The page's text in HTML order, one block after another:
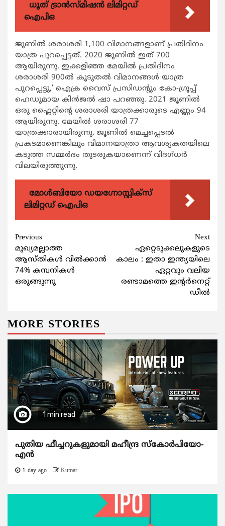
ധൂത് ട്രാൻസ്മിഷൻ ലിമിറ്റഡ്
ഐപിഒ
ജൂണില്‍ ശരാശരി 1,100 വിമാനങ്ങളാണ് പ്രതിദിനം
യാത്ര പുറപ്പെട്ടത്. 2020 ജൂണില്‍ ഇത് 700
ആയിരുന്നു. ഇക്കളിഞ്ഞ മേയില്‍ പ്രതിദിനം
ശരാശരി 900ല്‍ കൂടുതല്‍ വിമാനങ്ങള്‍ യാത്ര
പുറപ്പെട്ടു,’ ഐക്ര വൈസ് പ്രസിഡന്‍റും കോ-ഗ്രൂപ്പ്
ഹെഡുമായ കിന്‍ജല്‍ ഷാ പറഞ്ഞു. 2021 ജൂണില്‍
ഒരു ഫ്ലൈറ്റിന്‍റെ ശരാശരി യാത്രക്കാരുടെ എണ്ണം 94
ആയിരുന്നു. മേയില്‍ ശരാശരി 77
യാത്രക്കാരായിരുന്നു. ജൂണില്‍ മെച്ചപ്പെടല്‍
പ്രകടമാണെങ്കിലും വിമാനയാത്രാ ആവശ്യകതയിലെ
കടുത്ത സമ്മര്‍ദം തുടരുകയാണെന്ന് വിദഗ്ധര്‍
വിലയിരുത്തുന്നു.
മോൾബിയോ ഡയഗ്നോസ്റ്റിക്സ്
ലിമിറ്റഡ് ഐപിഒ
Continue
Reading
Previous
മുഖ്യമല്ലാത്ത
ആസ്തികള്‍ വില്‍ക്കാന്‍
74% കമ്പനികള്‍
ഒരുങ്ങുന്നു
Next
ഏറ്റെടുക്കലുകളുടെ
കാലം : ഇതാ ഇന്ത്യയിലെ
ഏറ്റവും വലിയ
രണ്ടാമത്തെ ഇന്‍റര്‍നെറ്റ്
ഡീല്‍
MORE STORIES
1 min read
പുതിയ ഫീച്ചറുകളുമായി മഹീന്ദ്ര സ്കോർപിയോ-
എൻ
1 day ago Kumar